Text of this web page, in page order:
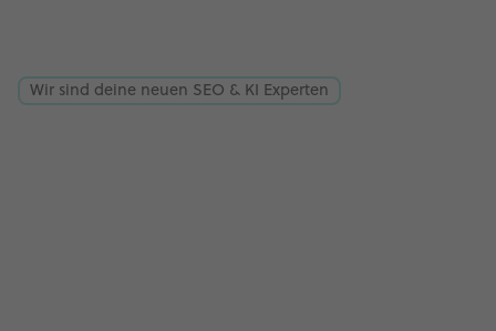
Wir sind deine neuen SEO & KI Experten